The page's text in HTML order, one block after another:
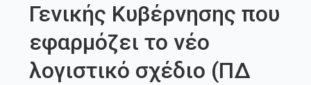
Γενικής Κυβέρνησης που
εφαρμόζει το νέο
λογιστικό σχέδιο (ΠΔ